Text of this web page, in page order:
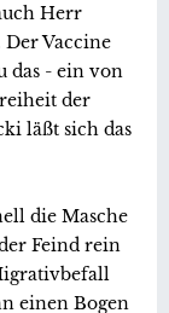
Herr
Vaccine
das - ein von
der
läßt sich das
die Masche
Feind rein
einen Bogen